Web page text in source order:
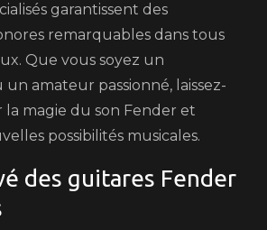
garantissent des
remarquables dans tous
Que vous soyez un
amateur passionné, laissez-
la magie du son Fender et
possibilités musicales.
des guitares Fender